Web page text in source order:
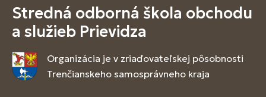
Stredná odborná škola obchodu
a služieb Prievidza
Organizácia je v zriaďovateľskej pôsobnosti
Trenčianskeho samosprávneho kraja